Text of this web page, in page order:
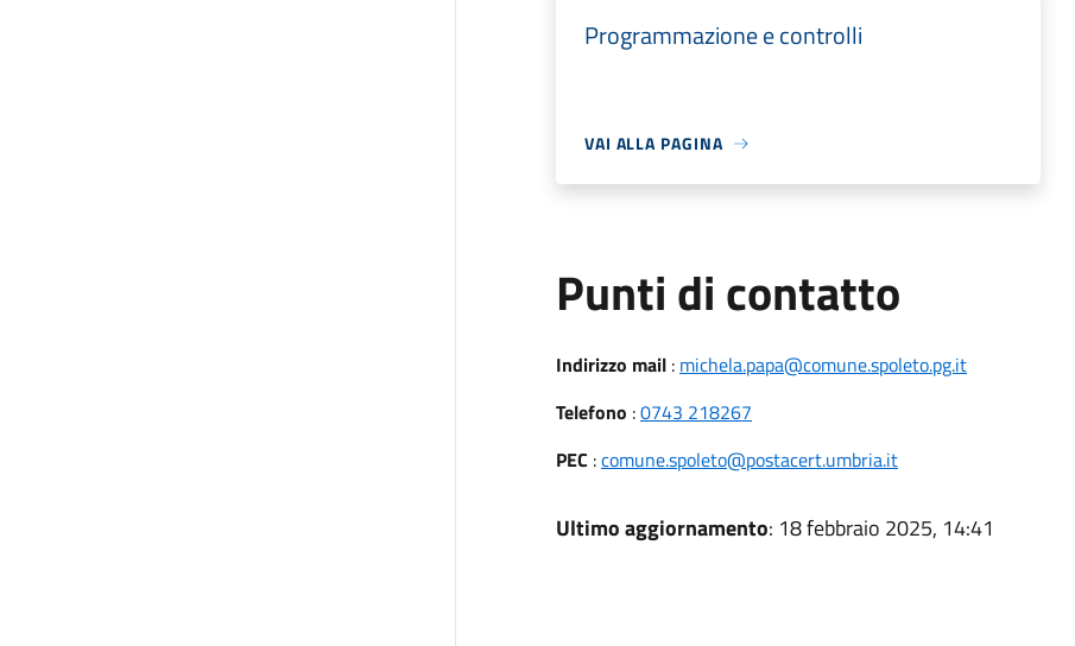
Programmazione e controlli
VAI ALLA PAGINA
Punti di contatto
Indirizzo mail: michela.papa@comune.spoleto.pg.it
Telefono :0743 218267
PEC :comune.spoleto@postacert.umbria.it
Ultimo aggiornamento: 18 febbraio 2025, 14:41